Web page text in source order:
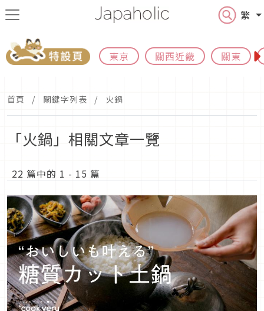
繁
東京 關西近畿 關東
首頁 關鍵字列表 火鍋
「火鍋」相關文章一覽
22 篇中的 1 - 15 篇